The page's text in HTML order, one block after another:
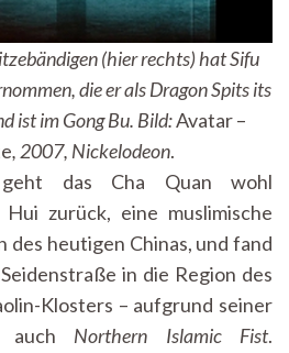
(hier rechts) hat Sifu
die er als Dragon Spits its
ist im Gong Bu. Bild:Avatar –
, 2007, Nickelodeon.
geht das Cha Quan wohl
zurück, eine muslimische
des heutigen Chinas, und fand
in die Region des
Klosters – aufgrund seiner
auch Northern Islamic Fist.